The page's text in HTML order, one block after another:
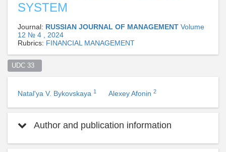
SYSTEM
Journal: RUSSIAN JOURNAL OF MANAGEMENT Volume
12 № 4 , 2024
Rubrics: FINANCIAL MANAGEMENT
UDC 33
Natal'ya V. Bykovskaya 1 Alexey Afonin 2
Author and publication information